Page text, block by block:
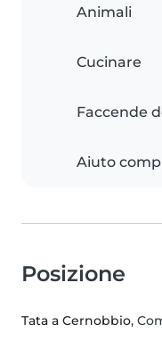
Animali
Cucinare
Faccende
Aiuto
Posizione
Tata a Cernobbio,